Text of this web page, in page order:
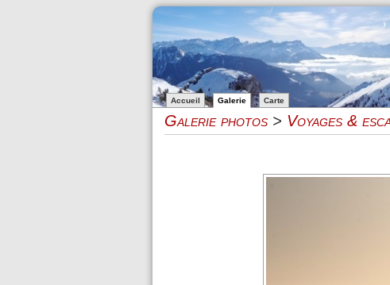
Accueil Galerie Carte
Galerie photos > Voyages &